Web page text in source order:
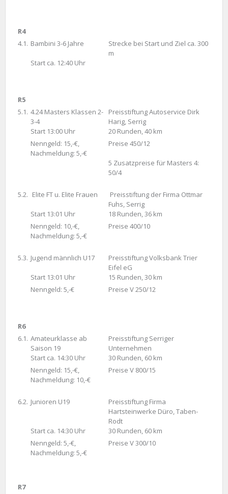
R4
4.1. Bambini 3-6 Jahre
Strecke bei Start und Ziel ca. 300
m
Start ca. 12:40 Uhr
R5
5.1. 4.24 Masters Klassen 2-
3-4
Preisstiftung Autoservice Dirk
Harig, Serrig
Start 13:00 Uhr
20 Runden, 40 km
Nenngeld: 15,-€,
Nachmeldung: 5,-€
Preise 450/12
5 Zusatzpreise für Masters 4:
50/4
5.2. Elite FT u. Elite Frauen
Preisstiftung der Firma Ottmar
Fuhs, Serrig
Start 13:01 Uhr
18 Runden, 36 km
Nenngeld: 10,-€,
Nachmeldung: 5,-€
Preise 400/10
5.3. Jugend männlich U17
Preisstiftung Volksbank Trier
Eifel eG
Start 13:01 Uhr
15 Runden, 30 km
Nenngeld: 5,-€
Preise V 250/12
R6
6.1. Amateurklasse ab
Saison 19
Preisstiftung Serriger
Unternehmen
Start ca. 14:30 Uhr
30 Runden, 60 km
Nenngeld: 15,-€,
Nachmeldung: 10,-€
Preise V 800/15
6.2. Junioren U19
Preisstiftung Firma
Hartsteinwerke Düro, Taben-
Rodt
Start ca. 14:30 Uhr
30 Runden, 60 km
Nenngeld: 5,-€,
Nachmeldung: 5,-€
Preise V 300/10
R7